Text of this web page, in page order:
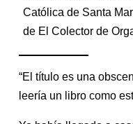
Católica de Santa
de El Colector de
“El título es una
leería un libro como